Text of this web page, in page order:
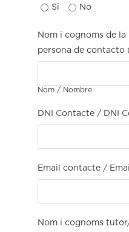
Si
No
Nom i cognoms de
persona de contacto
Nom / Nombre
DNI Contacte / DNI
Email contacte /
Nom i cognoms